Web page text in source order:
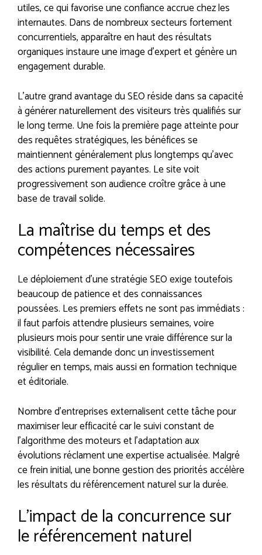
utiles, ce qui favorise une confiance accrue chez les
internautes. Dans de nombreux secteurs fortement
concurrentiels, apparaître en haut des résultats
organiques instaure une image d’expert et génère un
engagement durable.
L’autre grand avantage du SEO réside dans sa capacité
à générer naturellement des visiteurs très qualifiés sur
le long terme. Une fois la première page atteinte pour
des requêtes stratégiques, les bénéfices se
maintiennent généralement plus longtemps qu’avec
des actions purement payantes. Le site voit
progressivement son audience croître grâce à une
base de travail solide.
La maîtrise du temps et des
compétences nécessaires
Le déploiement d’une stratégie SEO exige toutefois
beaucoup de patience et des connaissances
poussées. Les premiers effets ne sont pas immédiats :
il faut parfois attendre plusieurs semaines, voire
plusieurs mois pour sentir une vraie différence sur la
visibilité. Cela demande donc un investissement
régulier en temps, mais aussi en formation technique
et éditoriale.
Nombre d’entreprises externalisent cette tâche pour
maximiser leur efficacité car le suivi constant de
l’algorithme des moteurs et l’adaptation aux
évolutions réclament une expertise actualisée. Malgré
ce frein initial, une bonne gestion des priorités accélère
les résultats du référencement naturel sur la durée.
L’impact de la concurrence sur
le référencement naturel